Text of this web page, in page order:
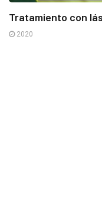
Tratamiento con
2020